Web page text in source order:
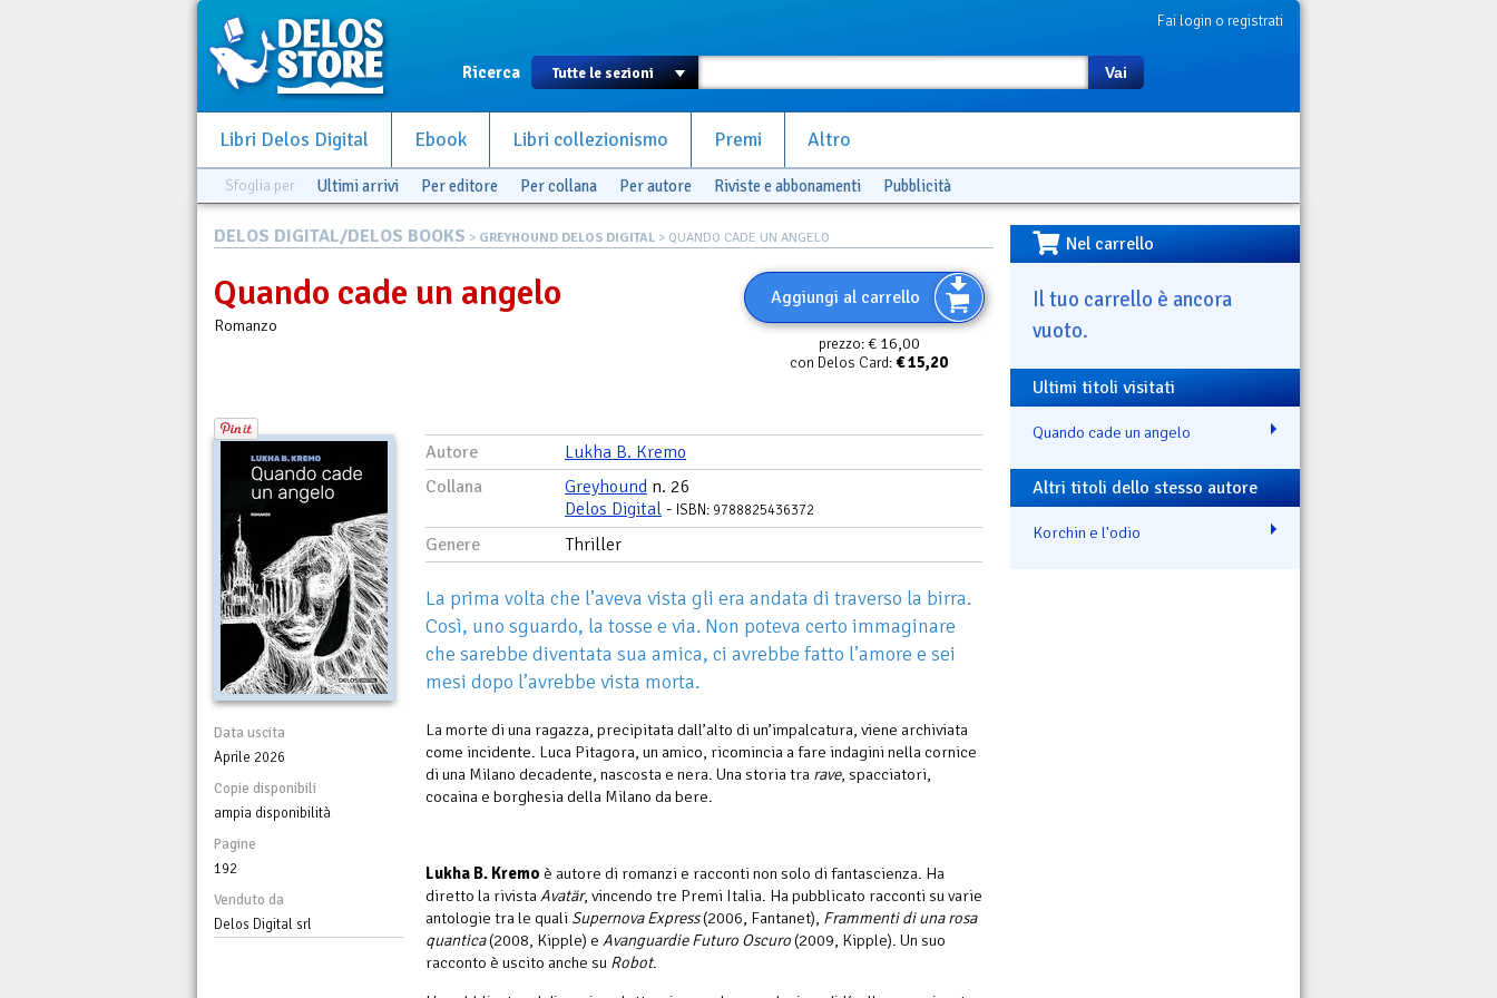
Fai login o registrati
Ricerca Vai
Libri Delos Digital Ebook Libri collezionismo Premi Altro
Sfoglia per Ultimi arrivi Per editore Per collana Per autore Riviste e abbonamenti Pubblicità
DELOS DIGITAL/DELOS BOOKS > GREYHOUND DELOS DIGITAL > QUANDO CADE UN ANGELO
Aggiungi al carrello
prezzo:€ 16,00
con Delos Card: €15,20
Quando cade un angelo
Romanzo
Data uscita
Aprile 2026
Copie disponibili
ampia disponibilità
Pagine
192
Venduto da
Delos Digital srl
Autore
Lukha B. Kremo
Collana
Greyhound n. 26
Delos Digital - ISBN: 9788825436372
Genere Thriller
La prima volta che l’aveva vista gli era andata di traverso la birra.
Così, uno sguardo, la tosse e via. Non poteva certo immaginare
che sarebbe diventata sua amica, ci avrebbe fatto l’amore e sei
mesi dopo l’avrebbe vista morta.
La morte di una ragazza, precipitata dall’alto di un’impalcatura, viene archiviata
come incidente. Luca Pitagora, un amico, ricomincia a fare indagini nella cornice
di una Milano decadente, nascosta e nera. Una storia tra rave, spacciatori,
cocaina e borghesia della Milano da bere.
Lukha B. Kremo è autore di romanzi e racconti non solo di fantascienza. Ha
diretto la rivistaAvatär, vincendo tre Premi Italia. Ha pubblicato racconti su varie
antologie tra le quali Supernova Express(2006, Fantanet), Frammenti di una rosa
quantica(2008, Kipple) e Avanguardie Futuro Oscuro(2009, Kipple). Un suo
racconto è uscito anche su Robot.
Nel carrello
Il tuo carrello è ancora
vuoto.
Ultimi titoli visitati
Quando cade un angelo
Altri titoli dello stesso autore
Korchin e l'odio